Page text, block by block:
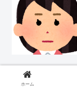
修羅場
ホーム